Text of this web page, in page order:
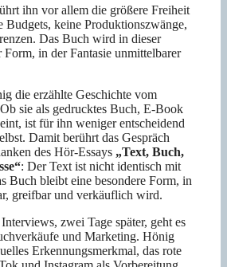
ihn vor allem die größere Freiheit
Budgets, keine Produktionszwänge,
Das Buch wird in dieser
Form, in der Fantasie unmittelbarer
die erzählte Geschichte vom
sie als gedrucktes Buch, E-Book
ist für ihn weniger entscheidend
Damit berührt das Gespräch
des Hör-Essays „Text, Buch,
: Der Text ist nicht identisch mit
Buch bleibt eine besondere Form, in
greifbar und verkäuflich wird.
zwei Tage später, geht es
und Marketing. Hönig
Erkennungsmerkmal, das rote